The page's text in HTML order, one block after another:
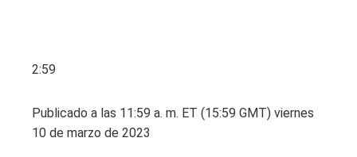
2:59
Publicado a las 11:59 a. m. ET (15:59 GMT) viernes
10 de marzo de 2023